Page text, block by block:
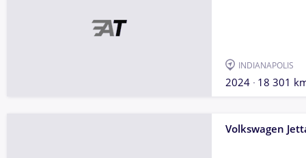
INDIANAPOLIS
2024 18 301
Volkswagen